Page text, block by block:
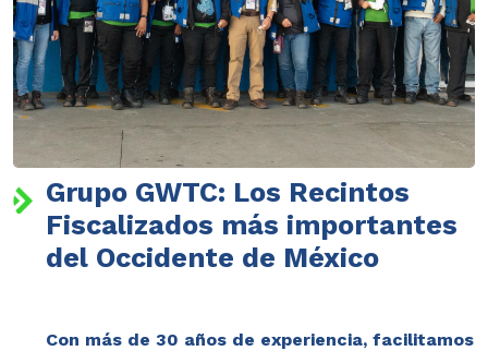
Grupo GWTC: Los Recintos
Fiscalizados más importantes
del Occidente de México
Con más de 30 años de experiencia, facilitamos